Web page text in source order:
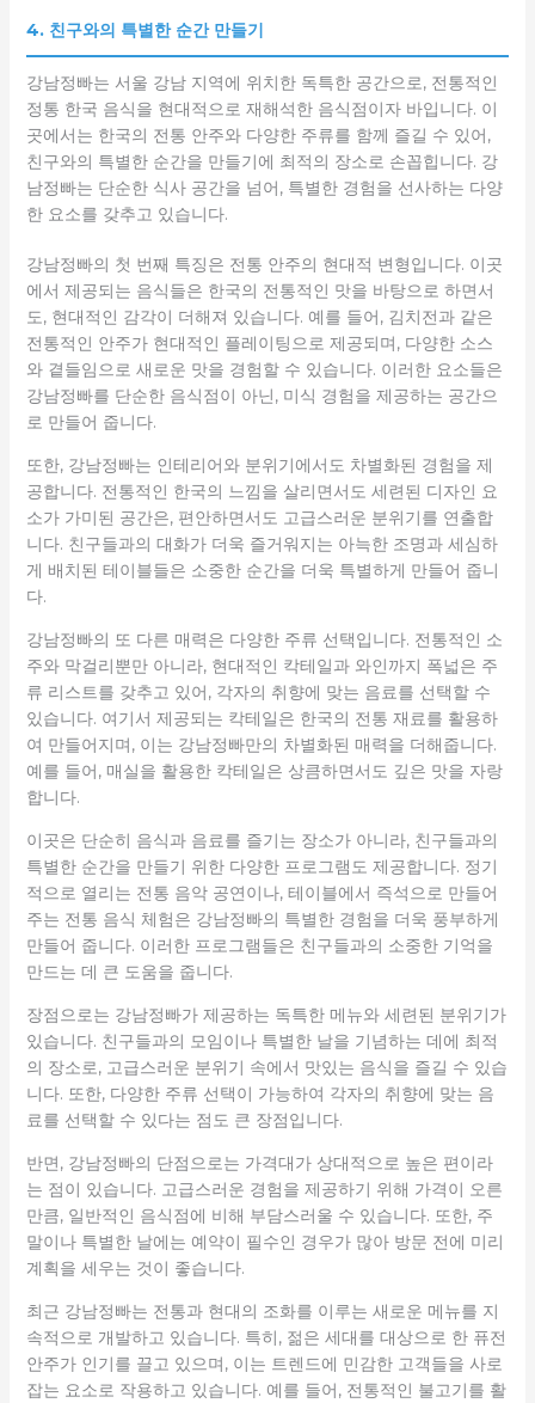
4. 친구와의 특별한 순간 만들기
강남정빠는 서울 강남 지역에 위치한 독특한 공간으로, 전통적인
정통 한국 음식을 현대적으로 재해석한 음식점이자 바입니다. 이
곳에서는 한국의 전통 안주와 다양한 주류를 함께 즐길 수 있어,
친구와의 특별한 순간을 만들기에 최적의 장소로 손꼽힙니다. 강
남정빠는 단순한 식사 공간을 넘어, 특별한 경험을 선사하는 다양
한 요소를 갖추고 있습니다.
강남정빠의 첫 번째 특징은 전통 안주의 현대적 변형입니다. 이곳
에서 제공되는 음식들은 한국의 전통적인 맛을 바탕으로 하면서
도, 현대적인 감각이 더해져 있습니다. 예를 들어, 김치전과 같은
전통적인 안주가 현대적인 플레이팅으로 제공되며, 다양한 소스
와 곁들임으로 새로운 맛을 경험할 수 있습니다. 이러한 요소들은
강남정빠를 단순한 음식점이 아닌, 미식 경험을 제공하는 공간으
로 만들어 줍니다.
또한, 강남정빠는 인테리어와 분위기에서도 차별화된 경험을 제
공합니다. 전통적인 한국의 느낌을 살리면서도 세련된 디자인 요
소가 가미된 공간은, 편안하면서도 고급스러운 분위기를 연출합
니다. 친구들과의 대화가 더욱 즐거워지는 아늑한 조명과 세심하
게 배치된 테이블들은 소중한 순간을 더욱 특별하게 만들어 줍니
다.
강남정빠의 또 다른 매력은 다양한 주류 선택입니다. 전통적인 소
주와 막걸리뿐만 아니라, 현대적인 칵테일과 와인까지 폭넓은 주
류 리스트를 갖추고 있어, 각자의 취향에 맞는 음료를 선택할 수
있습니다. 여기서 제공되는 칵테일은 한국의 전통 재료를 활용하
여 만들어지며, 이는 강남정빠만의 차별화된 매력을 더해줍니다.
예를 들어, 매실을 활용한 칵테일은 상큼하면서도 깊은 맛을 자랑
합니다.
이곳은 단순히 음식과 음료를 즐기는 장소가 아니라, 친구들과의
특별한 순간을 만들기 위한 다양한 프로그램도 제공합니다. 정기
적으로 열리는 전통 음악 공연이나, 테이블에서 즉석으로 만들어
주는 전통 음식 체험은 강남정빠의 특별한 경험을 더욱 풍부하게
만들어 줍니다. 이러한 프로그램들은 친구들과의 소중한 기억을
만드는 데 큰 도움을 줍니다.
장점으로는 강남정빠가 제공하는 독특한 메뉴와 세련된 분위기가
있습니다. 친구들과의 모임이나 특별한 날을 기념하는 데에 최적
의 장소로, 고급스러운 분위기 속에서 맛있는 음식을 즐길 수 있습
니다. 또한, 다양한 주류 선택이 가능하여 각자의 취향에 맞는 음
료를 선택할 수 있다는 점도 큰 장점입니다.
반면, 강남정빠의 단점으로는 가격대가 상대적으로 높은 편이라
는 점이 있습니다. 고급스러운 경험을 제공하기 위해 가격이 오른
만큼, 일반적인 음식점에 비해 부담스러울 수 있습니다. 또한, 주
말이나 특별한 날에는 예약이 필수인 경우가 많아 방문 전에 미리
계획을 세우는 것이 좋습니다.
최근 강남정빠는 전통과 현대의 조화를 이루는 새로운 메뉴를 지
속적으로 개발하고 있습니다. 특히, 젊은 세대를 대상으로 한 퓨전
안주가 인기를 끌고 있으며, 이는 트렌드에 민감한 고객들을 사로
잡는 요소로 작용하고 있습니다. 예를 들어, 전통적인 불고기를 활